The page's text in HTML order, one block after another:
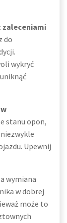
zaleceniami
do
wykryć
stanu opon,
Upewnij
wymiana
w dobrej
może to